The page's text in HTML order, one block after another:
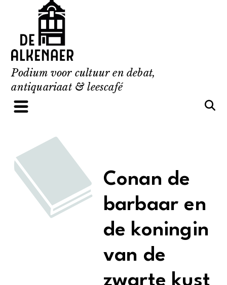
content
Podium voor cultuur en debat,
antiquariaat & leescafé
Conan de
barbaar en
de koningin
van de
zwarte kust